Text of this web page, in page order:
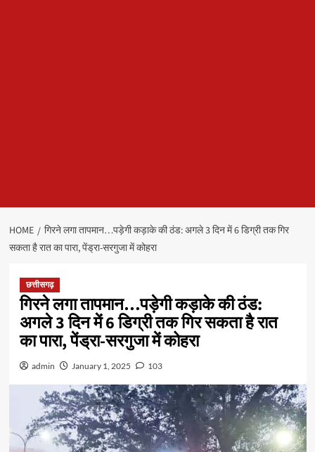
HOME
गिरने लगा तापमान…पड़ेगी कड़ाके की ठंड: अगले 3 दिन में 6 डिग्री तक गिर
सकता है रात का पारा, पेंड्रा-सरगुजा में कोहरा
छत्तीसगढ़
गिरने लगा तापमान…पड़ेगी कड़ाके की ठंड:
अगले 3 दिन में 6 डिग्री तक गिर सकता है रात
का पारा, पेंड्रा-सरगुजा में कोहरा
admin January 1, 2025 103